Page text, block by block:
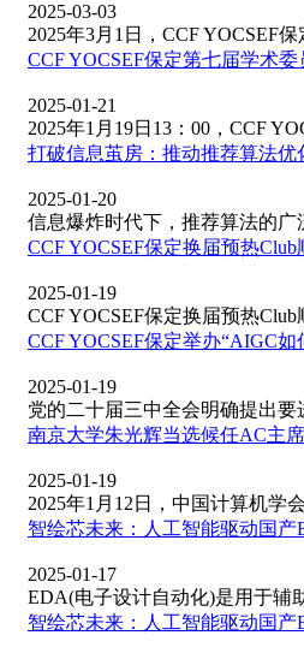
2025-03-03
2025年3月1日，CCF YOCSEF
CCF YOCSEF保定第七届学术
2025-01-21
2025年1月19日13：00，CCF
打破信息茧房：推动推荐算法
2025-01-20
信息爆炸时代下，推荐算法的
CCF YOCSEF保定换届预热
2025-01-19
CCF YOCSEF保定换届预热
CCF YOCSEF保定举办“AIGC
2025-01-19
党的二十届三中全会明确提出
南京大学朱光辉当选候任AC主
2025-01-19
2025年1月12日，中国计算机学
智绘芯未来：人工智能驱动国产
2025-01-17
EDA(电子设计自动化)是用于辅
智绘芯未来：人工智能驱动国产